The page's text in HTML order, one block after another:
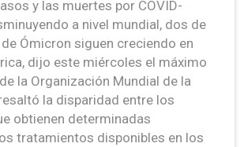
y las muertes por COVID-
a nivel mundial, dos de
Ómicron siguen creciendo en
dijo este miércoles el máximo
la Organización Mundial de la
la disparidad entre los
obtienen determinadas
tratamientos disponibles en los